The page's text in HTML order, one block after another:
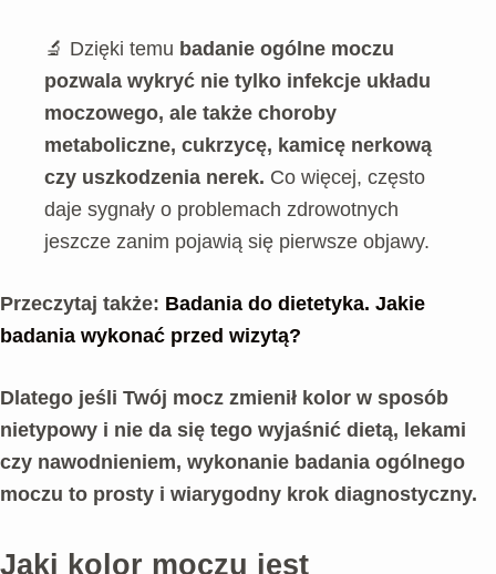
🔬 Dzięki temu badanie ogólne moczu
pozwala wykryć nie tylko infekcje układu
moczowego, ale także choroby
metaboliczne, cukrzycę, kamicę nerkową
czy uszkodzenia nerek. Co więcej, często
daje sygnały o problemach zdrowotnych
jeszcze zanim pojawią się pierwsze objawy.
Przeczytaj także: Badania do dietetyka. Jakie
badania wykonać przed wizytą?
Dlatego jeśli Twój mocz zmienił kolor w sposób
nietypowy i nie da się tego wyjaśnić dietą, lekami
czy nawodnieniem, wykonanie badania ogólnego
moczu to prosty i wiarygodny krok diagnostyczny.
Jaki kolor moczu jest